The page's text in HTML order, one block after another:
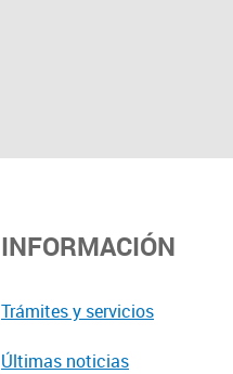
INFORMACIÓN
Trámites y servicios
Últimas noticias